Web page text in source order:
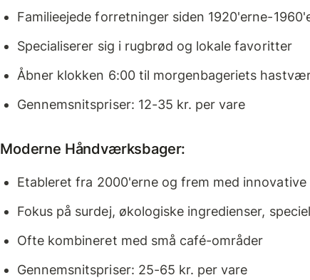
Familieejede forretninger siden 1920'erne-
Specialiserer sig i rugbrød og lokale favoritter
Åbner klokken 6:00 til morgenbageriets
Gennemsnitspriser: 12-35 kr. per vare
Moderne Håndværksbager:
Etableret fra 2000'erne og frem med
Fokus på surdej, økologiske ingredienser,
Ofte kombineret med små café-områder
Gennemsnitspriser: 25-65 kr. per vare